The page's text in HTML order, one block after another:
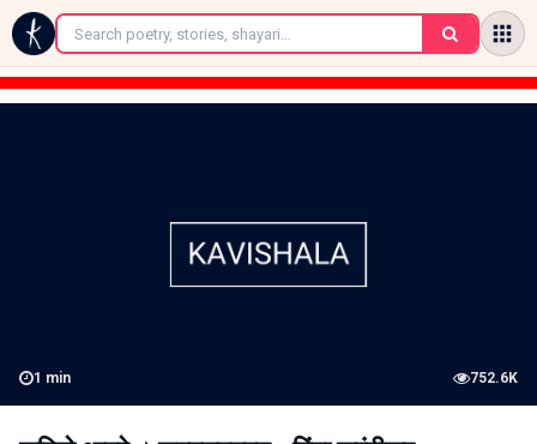
←
1 min 752.6K